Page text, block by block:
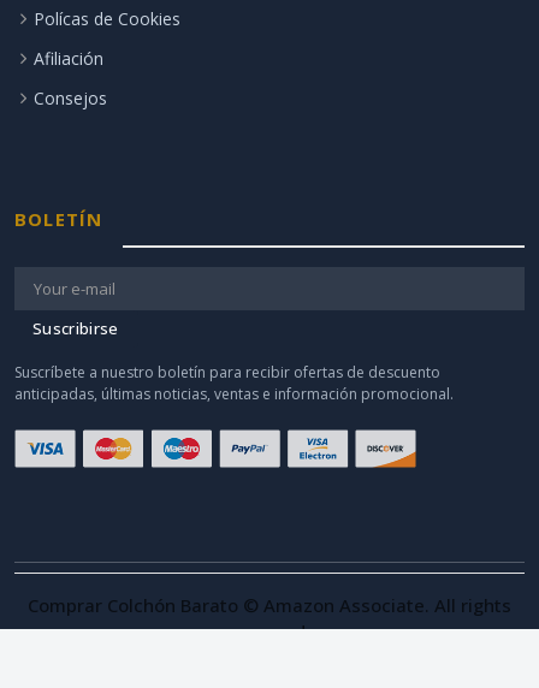
Polícas de Cookies
Afiliación
Consejos
BOLETÍN
Suscribirse
Suscríbete a nuestro boletín para recibir ofertas de descuento
anticipadas, últimas noticias, ventas e información promocional.
Comprar Colchón Barato © Amazon Associate. All rights
reserved.